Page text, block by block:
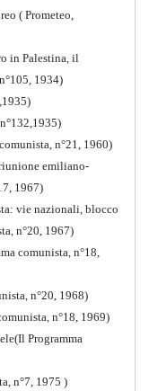
( Prometeo,
in Palestina, il
1934)
n°21, 1960)
emiliano-
1967)
vie nazionali, blocco
n°20, 1967)
comunista, n°18,
n°20, 1968)
n°18, 1969)
Programma
n°7, 1975 )